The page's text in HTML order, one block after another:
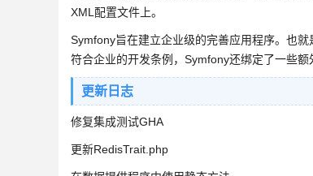
XML配置文件上。
Symfony旨在建立企业级的完善应用程序。也
符合企业的开发条例，Symfony还绑定了一些
更新日志
修复集成测试GHA
更新RedisTrait.php